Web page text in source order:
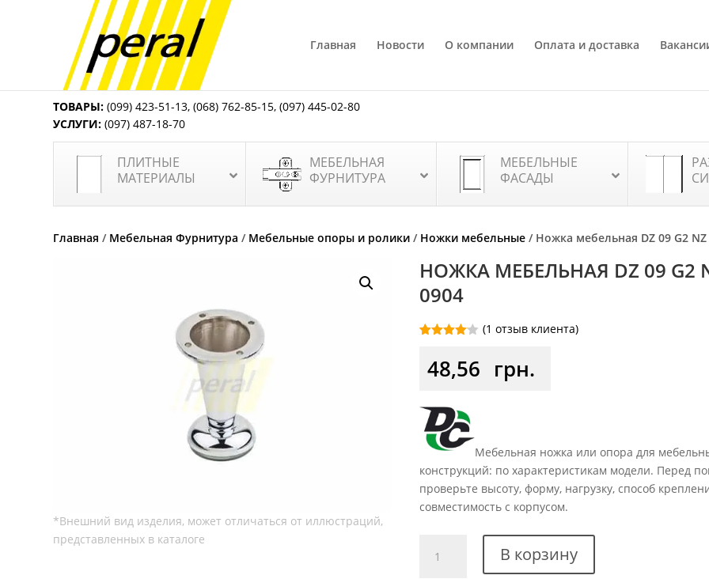
Главная Новости О компании Оплата и доставка
ТОВАРЫ: (099) 423-51-13,(068) 762-85-15,(097) 445-02-80
УСЛУГИ: (097) 487-18-70
ПЛИТНЫЕ
МАТЕРИАЛЫ
МЕБЕЛЬНАЯ
ФУРНИТУРА
МЕБЕЛЬНЫЕ
ФАСАДЫ
Главная / Мебельная Фурнитура / Мебельные опоры и ролики / Ножки мебельные / Ножка мебельная DZ 09 G2 NZ
НОЖКА МЕБЕЛЬНАЯ DZ 09 G2
0904
на
основе
еля
(1 отзыв клиента)
48,56 грн.
Мебельная ножка или опора для
конструкций: по характеристикам модели. Перед
проверьте высоту, форму, нагрузку, способ
совместимость с корпусом.
товара
В корзину